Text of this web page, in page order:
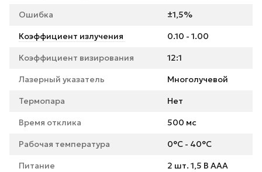
Ошибка ±1,5%
Коэффициент излучения 0.10 - 1.00
Коэффициент визирования 12:1
Лазерный указатель Многолучевой
Термопара Нет
Время отклика 500 мс
Рабочая температура 0°С - 40°С
Питание 2 шт. 1,5 В ААА